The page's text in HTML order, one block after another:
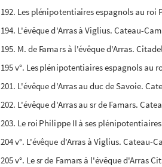
192. Les plénipotentiaires espagnols au roi
194. L'évêque d'Arras à Viglius. Cateau-
195. M. de Famars à l'évêque d'Arras.
195 v°. Les plénipotentiaires espagnols au
201. L'évêque d'Arras au duc de Savoie.
202. L'évêque d'Arras au sr de Famars.
203. Le roi Philippe II à ses
204 v°. L'évêque d'Arras à Viglius. Cateau-
205 v°. Le sr de Famars à l'évêque d'Arras